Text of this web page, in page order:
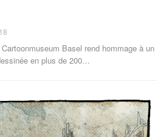
Basel rend hommage à un
en plus de 200…